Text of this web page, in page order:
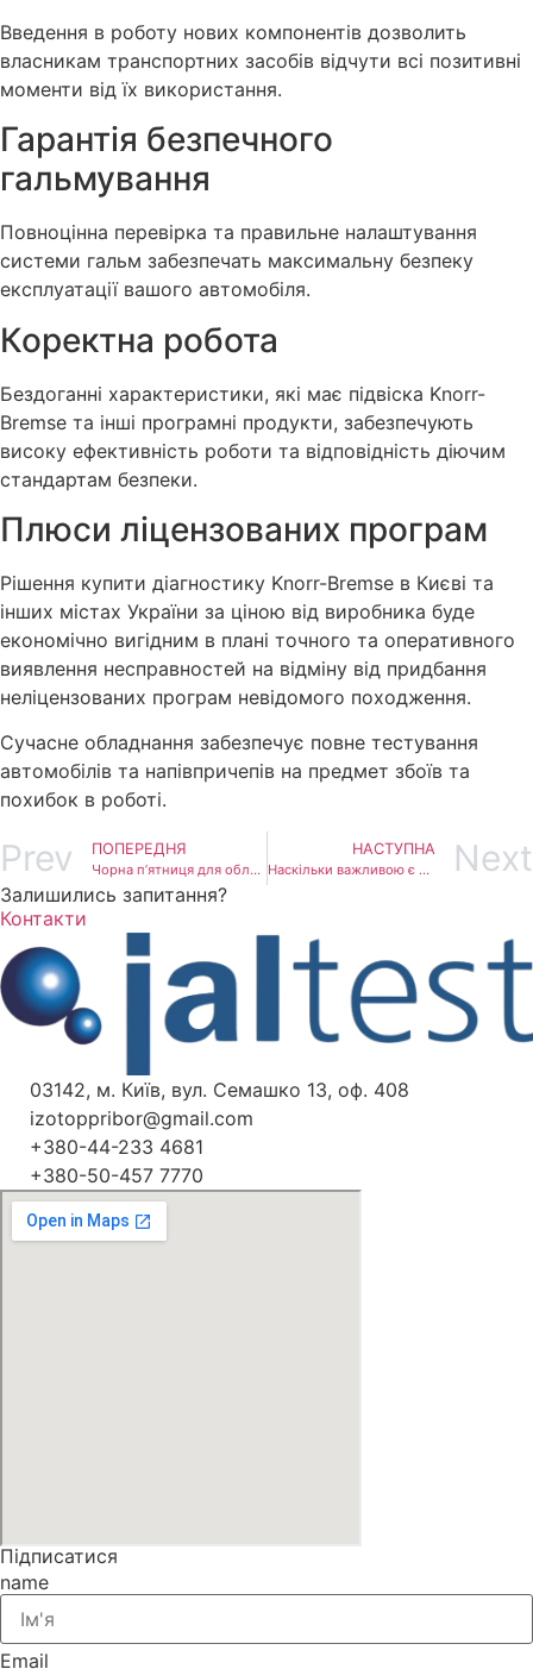
Введення в роботу нових компонентів дозволить
власникам транспортних засобів відчути всі позитивні
моменти від їх використання.
Гарантія безпечного
гальмування
Повноцінна перевірка та правильне налаштування
системи гальм забезпечать максимальну безпеку
експлуатації вашого автомобіля.
Коректна робота
Бездоганні характеристики, які має підвіска Knorr-
Bremse та інші програмні продукти, забезпечують
високу ефективність роботи та відповідність діючим
стандартам безпеки.
Плюси ліцензованих програм
Рішення купити діагностику Knorr-Bremse в Києві та
інших містах України за ціною від виробника буде
економічно вигідним в плані точного та оперативного
виявлення несправностей на відміну від придбання
неліцензованих програм невідомого походження.
Сучасне обладнання забезпечує повне тестування
автомобілів та напівпричепів на предмет збоїв та
похибок в роботі.
Prev ПОПЕРЕДНЯ
Чорна п’ятниця для обладнання JALTEST
НАСТУПНА
Наскільки важливою є діагностика причепів? Які вузли слід перевіряти? Next
Залишились запитання?
Контакти
03142, м. Київ, вул. Семашко 13, оф. 408
izotoppribor@gmail.com
+380-44-233 4681
+380-50-457 7770
Підписатися
name
Email